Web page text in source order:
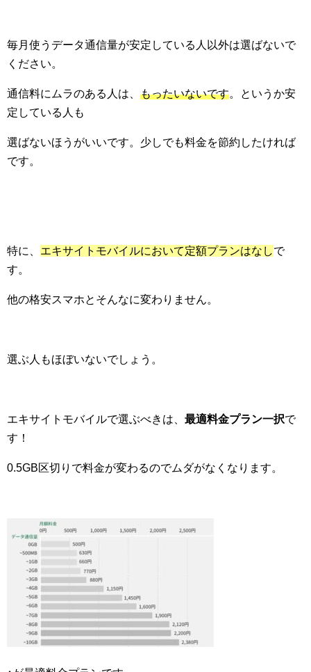
毎月使うデータ通信量が安定している人以外は選ばないで
ください。
通信料にムラのある人は、 もったいないです。というか安
定している人も
選ばないほうがいいです。少しでも料金を節約したければ
です。
特に、 エキサイトモバイルにおいて定額プランはなしで
す。
他の格安スマホとそんなに変わりません。
選ぶ人もほぼいないでしょう。
エキサイトモバイルで選ぶべきは、 最適料金プラン一択で
す！
0.5GB区切りで料金が変わるのでムダがなくなります。